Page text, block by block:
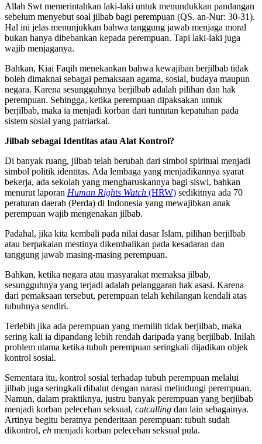
Allah Swt memerintahkan laki-laki untuk menundukkan pandangan
sebelum menyebut soal jilbab bagi perempuan (QS. an-Nur: 30-31).
Hal ini jelas menunjukkan bahwa tanggung jawab menjaga moral
bukan hanya dibebankan kepada perempuan. Tapi laki-laki juga
wajib menjaganya.
Bahkan, Kiai Faqih menekankan bahwa kewajiban berjilbab tidak
boleh dimaknai sebagai pemaksaan agama, sosial, budaya maupun
negara. Karena sesungguhnya berjilbab adalah pilihan dan hak
perempuan. Sehingga, ketika perempuan dipaksakan untuk
berjilbab, maka ia menjadi korban dari tuntutan kepatuhan pada
sistem sosial yang patriarkal.
Jilbab sebagai Identitas atau Alat Kontrol?
Di banyak ruang, jilbab telah berubah dari simbol spiritual menjadi
simbol politik identitas. Ada lembaga yang menjadikannya syarat
bekerja, ada sekolah yang mengharuskannya bagi siswi, bahkan
menurut laporan Human Rights Watch (HRW) sedikitnya ada 70
peraturan daerah (Perda) di Indonesia yang mewajibkan anak
perempuan wajib mengenakan jilbab.
Padahal, jika kita kembali pada nilai dasar Islam, pilihan berjilbab
atau berpakaian mestinya dikembalikan pada kesadaran dan
tanggung jawab masing-masing perempuan.
Bahkan, ketika negara atau masyarakat memaksa jilbab,
sesungguhnya yang terjadi adalah pelanggaran hak asasi. Karena
dari pemaksaan tersebut, perempuan telah kehilangan kendali atas
tubuhnya sendiri.
Terlebih jika ada perempuan yang memilih tidak berjilbab, maka
sering kali ia dipandang lebih rendah daripada yang berjilbab. Inilah
problem utama ketika tubuh perempuan seringkali dijadikan objek
kontrol sosial.
Sementara itu, kontrol sosial terhadap tubuh perempuan melalui
jilbab juga seringkali dibalut dengan narasi melindungi perempuan.
Namun, dalam praktiknya, justru banyak perempuan yang berjilbab
menjadi korban pelecehan seksual, catcalling dan lain sebagainya.
Artinya begitu beratnya penderitaan perempuan: tubuh sudah
dikontrol, eh menjadi korban pelecehan seksual pula.